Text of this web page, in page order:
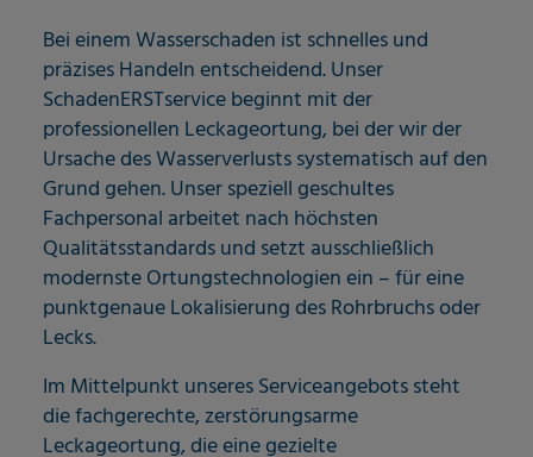
Bei einem Wasserschaden ist schnelles und
präzises Handeln entscheidend. Unser
SchadenERSTservice beginnt mit der
professionellen Leckageortung, bei der wir der
Ursache des Wasserverlusts systematisch auf den
Grund gehen. Unser speziell geschultes
Fachpersonal arbeitet nach höchsten
Qualitätsstandards und setzt ausschließlich
modernste Ortungstechnologien ein – für eine
punktgenaue Lokalisierung des Rohrbruchs oder
Lecks.
Im Mittelpunkt unseres Serviceangebots steht
die fachgerechte, zerstörungsarme
Leckageortung, die eine gezielte